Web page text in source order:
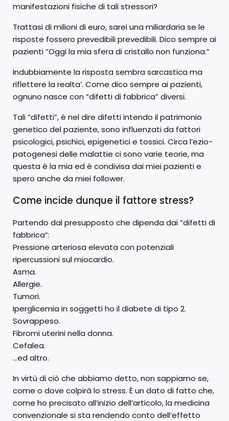
manifestazioni fisiche di tali stressori?
Trattasi di milioni di euro, sarei una miliardaria se le
risposte fossero prevedibili prevedibili. Dico sempre ai
pazienti “Oggi la mia sfera di cristallo non funziona.”
Indubbiamente la risposta sembra sarcastica ma
riflettere la realta’. Come dico sempre ai pazienti,
ognuno nasce con “difetti di fabbrica” diversi.
Tali “difetti”, è nel dire difetti intendo il patrimonio
genetico del paziente, sono influenzati da fattori
psicologici, psichici, epigenetici e tossici. Circa l’ezio-
patogenesi delle malattie ci sono varie teorie, ma
questa è la mia ed è condivisa dai miei pazienti e
spero anche da miei follower.
Come incide dunque il fattore stress?
Partendo dal presupposto che dipenda dai “difetti di
fabbrica”:
Pressione arteriosa elevata con potenziali
ripercussioni sul miocardio.
Asma.
Allergie.
Tumori.
Iperglicemia in soggetti ho il diabete di tipo 2.
Sovrappeso.
Fibromi uterini nella donna.
Cefalea.
…ed altro.
In virtù di ciò che abbiamo detto, non sappiamo se,
come o dove colpirà lo stress. È un dato di fatto che,
come ho precisato all’inizio dell’articolo, la medicina
convenzionale si sta rendendo conto dell’effetto